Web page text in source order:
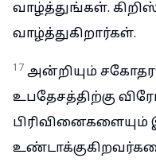
வாழ்த்துங்கள்.
வாழ்த்துகிறார்கள்.
17 அன்றியும்
உபதேசத்திற்கு